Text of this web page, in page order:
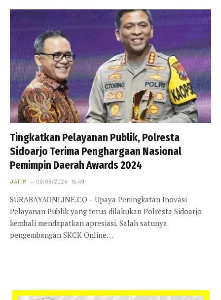
Tingkatkan Pelayanan Publik, Polresta
Sidoarjo Terima Penghargaan Nasional
Pemimpin Daerah Awards 2024
JATIM 09/08/2024 - 15:49
SURABAYAONLINE.CO – Upaya Peningkatan Inovasi
Pelayanan Publik yang terus dilakukan Polresta Sidoarjo
kembali mendapatkan apresiasi. Salah satunya
pengembangan SKCK Online…